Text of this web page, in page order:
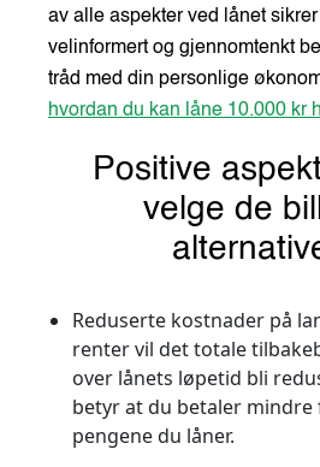
av alle aspekter ved lånet
velinformert og gjennomtenkt
tråd med din personlige
hvordan du kan låne 10.000 kr
Positive
velge de
Reduserte kostnader på
renter vil det totale
over lånets løpetid bli
betyr at du betaler
pengene du låner.